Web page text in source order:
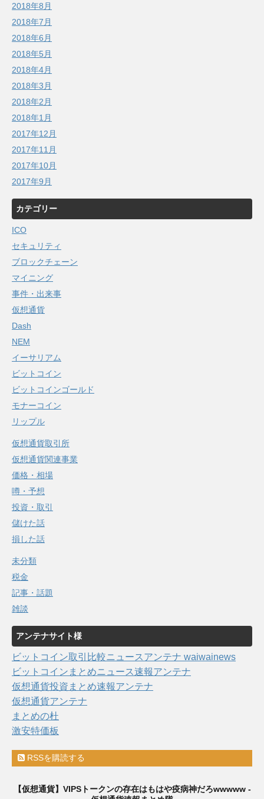
2018年8月
2018年7月
2018年6月
2018年5月
2018年4月
2018年3月
2018年2月
2018年1月
2017年12月
2017年11月
2017年10月
2017年9月
カテゴリー
ICO
セキュリティ
ブロックチェーン
マイニング
事件・出来事
仮想通貨
Dash
NEM
イーサリアム
ビットコイン
ビットコインゴールド
モナーコイン
リップル
仮想通貨取引所
仮想通貨関連事業
価格・相場
噂・予想
投資・取引
儲けた話
損した話
未分類
税金
記事・話題
雑談
アンテナサイト様
ビットコイン取引比較ニュースアンテナ waiwainews
ビットコインまとめニュース速報アンテナ
仮想通貨投資まとめ速報アンテナ
仮想通貨アンテナ
まとめの杜
激安特価板
RSSを購読する
【仮想通貨】VIPSトークンの存在はもはや疫病神だろwwwww -